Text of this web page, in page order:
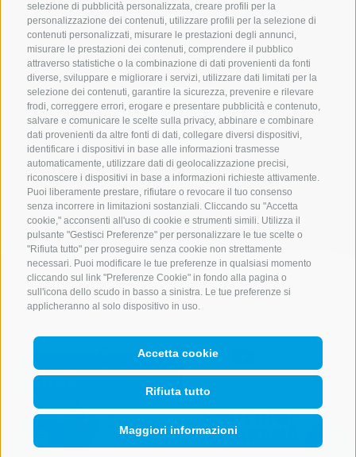
selezione di pubblicità personalizzata, creare profili per la
personalizzazione dei contenuti, utilizzare profili per la selezione di
contenuti personalizzati, misurare le prestazioni degli annunci,
misurare le prestazioni dei contenuti, comprendere il pubblico
attraverso statistiche o la combinazione di dati provenienti da fonti
diverse, sviluppare e migliorare i servizi, utilizzare dati limitati per la
selezione dei contenuti, garantire la sicurezza, prevenire e rilevare
frodi, correggere errori, erogare e presentare pubblicità e contenuto,
salvare e comunicare le scelte sulla privacy, abbinare e combinare
dati provenienti da altre fonti di dati, collegare diversi dispositivi,
identificare i dispositivi in base alle informazioni trasmesse
automaticamente, utilizzare dati di geolocalizzazione precisi,
riconoscere i dispositivi in base a informazioni richieste attivamente.
Puoi liberamente prestare, rifiutare o revocare il tuo consenso
senza incorrere in limitazioni sostanziali. Cliccando su "Accetta
cookie," acconsenti all'uso di cookie e strumenti simili. Utilizza il
pulsante "Gestisci Preferenze" per personalizzare le tue scelte o
"Rifiuta tutto" per proseguire senza cookie non strettamente
necessari. Puoi modificare le tue preferenze in qualsiasi momento
cliccando sul link "Preferenze Cookie" in fondo alla pagina o
sull'icona dello scudo in basso a sinistra. Le tue preferenze si
applicheranno al solo dispositivo in uso.
Accetta cookie
Rifiuta tutto
Maggiori informazioni
SOLO ESERCIZI PRENOTABILI ONLINE
Cerca
Lista alloggi
QUICKLINKS